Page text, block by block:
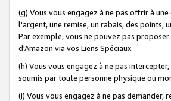
(g) Vous vous engagez à ne pas offrir à
l'argent, une remise, un rabais, des points,
Par exemple, vous ne pouvez pas
d'Amazon via vos Liens Spéciaux.
(h) Vous vous engagez à ne pas
soumis par toute personne physique ou
(i) Vous vous engagez à ne pas